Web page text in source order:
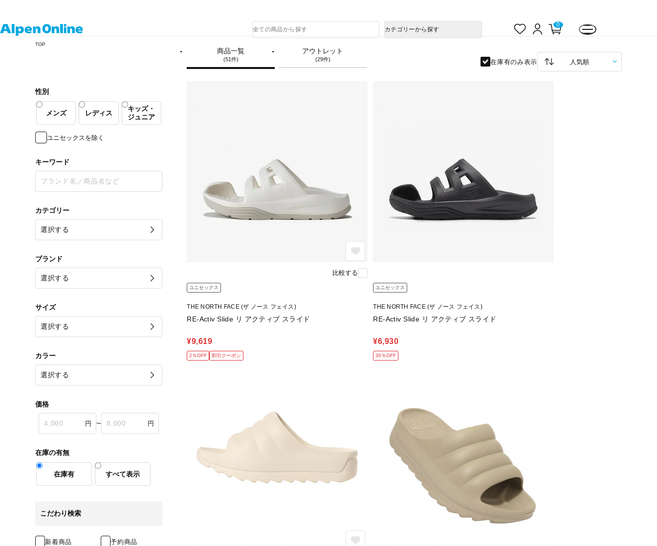
ロ
0
品
検
カテゴリーから探す
TOP
性別
メンズ レディス
キッズ・
ジュニア
ユニセックスを除く
キーワード
カテゴリー
ブランド
サイズ
カラー
価格
〜
在庫の有無
在庫有 すべて表示
こだわり検索
新着商品 予約商品
商品一覧
(51件)
アウトレット
(29件) 在庫有のみ表示
比較する
ユニセックス
THE NORTH FACE (ザ ノース フェイス)
RE-Activ Slide リ アクティブ スライド
¥9,619
2％OFF 割引クーポン
ユニセックス
THE NORTH FACE (ザ ノース フェイス)
RE-Activ Slide リ アクティブ スライド
¥6,930
30％OFF